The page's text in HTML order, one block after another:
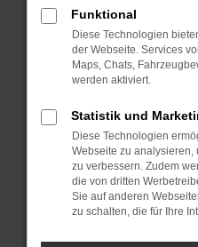
Fenster?
Starte dein Gerät
Das kann manchmal
Probleme zu beheben.
Stelle sicher, dass
Betriebssystem
sind.
Veraltete Software
Sicherheitsrisiko,
führen, dass
Funktional
Diese Technologien
der Webseite. Services
Maps, Chats,
werden aktiviert.
Statistik und
Diese Technologien
Webseite zu analysieren,
zu verbessern. Zudem
die von dritten
Sie auf anderen
zu schalten, die für Ihre